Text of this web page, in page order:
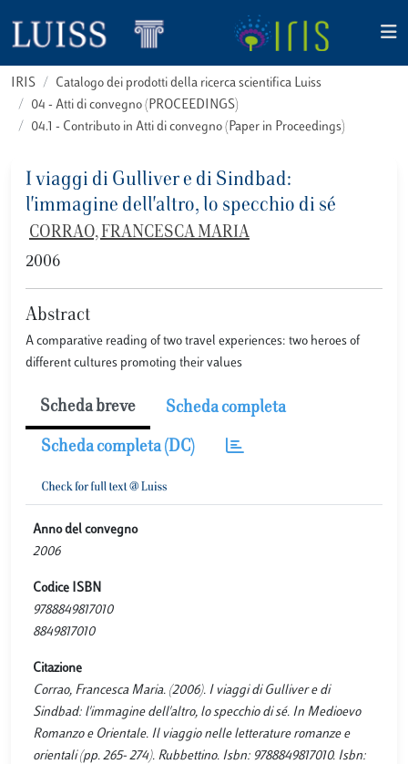
IRIS
Catalogo dei prodotti della ricerca scientifica Luiss
04 - Atti di convegno (PROCEEDINGS)
04.1 - Contributo in Atti di convegno (Paper in Proceedings)
I viaggi di Gulliver e di Sindbad:
l'immagine dell'altro, lo specchio di sé
CORRAO, FRANCESCA MARIA
2006
Abstract
A comparative reading of two travel experiences: two heroes of
different cultures promoting their values
Scheda breve Scheda completa
Scheda completa (DC)
Anno del convegno
2006
Codice ISBN
9788849817010
8849817010
Citazione
Corrao, Francesca Maria. (2006). I viaggi di Gulliver e di
Sindbad: l'immagine dell'altro, lo specchio di sé. In Medioevo
Romanzo e Orientale. Il viaggio nelle letterature romanze e
orientali (pp. 265- 274). Rubbettino. Isbn: 9788849817010. Isbn: